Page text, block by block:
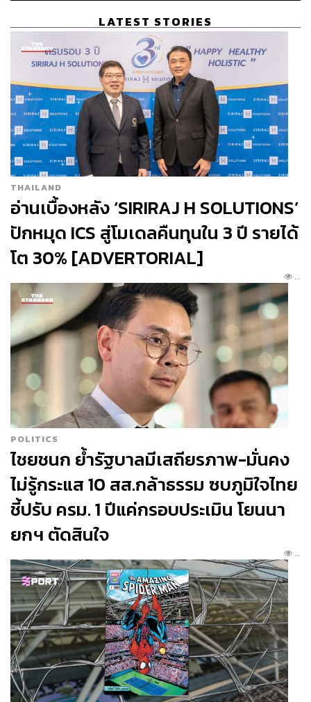
มาที่อาหารจานที่จริงจังขึ้นFish
Khanom-Laขนมลาภาคใต้กับทาโกเม็ก
ซิกันรวมกันมาในหนึ่งคำ ไส้เนื้อปลาเก๋า
กับฮันนี่มัสตาร์ด Crab Cauliflowerโมจิ
มันฝรั่งกับเนื้อปูและดอกกะหล่ำย่างใน
ซอสครีมเต้าหู้
Pork Ribsซี่โครงหมูหมักมิโสะผสม
โคจิ นำไปย่างแล้วโรยด้วยทับทิม หอม
ซอย และต้นหอม กินกับขนมปังปูรี ครีม
ไข่แดงเค็ม และผักดองButter and Pav
ขนมปังไส้แกงกะหรี่แกะผสมเครื่องเทศ
คั่วกลิ้ง ปาดด้วยเนยโฮมเมดสีขาวรส
เปรี้ยว
LATEST STORIES
THAILAND
อ่านเบื้องหลัง ‘SIRIRAJ H SOLUTIONS’
ปักหมุด ICS สู่โมเดลคืนทุนใน 3 ปี รายได้
โต 30% [ADVERTORIAL]
...
POLITICS
ไชยชนก ย้ำรัฐบาลมีเสถียรภาพ-มั่นคง
ไม่รู้กระแส 10 สส.กล้าธรรม ซบภูมิใจไทย
ชี้ปรับ ครม. 1 ปีแค่กรอบประเมิน โยนนา
ยกฯ ตัดสินใจ
...